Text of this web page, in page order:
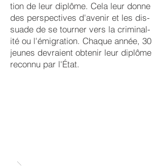
tion de leur di­plôme. Cela leur donne
des per­spec­tives d'ave­nir et les dis­
sua­de de se tour­ner vers la cri­mi­nal­
ité ou l'émi­grat­ion. Cha­que année, 30
jeunes de­vrai­ent ob­tenir leur di­plôme
re­con­nu par l'État.